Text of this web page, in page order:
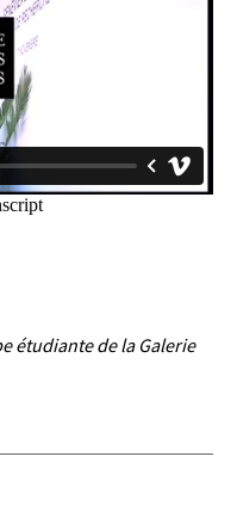
étudiante de la Galerie